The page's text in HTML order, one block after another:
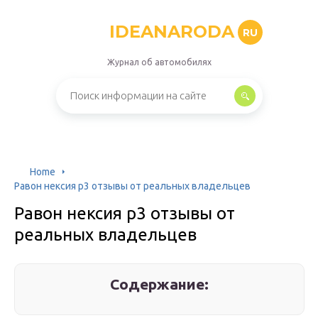
IDEANARODA RU
Журнал об автомобилях
Home
Равон нексия р3 отзывы от реальных владельцев
Равон нексия р3 отзывы от
реальных владельцев
Содержание: